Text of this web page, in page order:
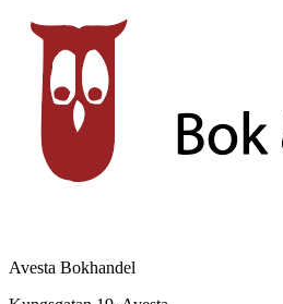
Avesta Bokhandel